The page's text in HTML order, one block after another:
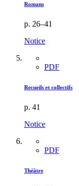
Romans
p. 26–41
Notice
PDF
Recueils et collectifs
p. 41
Notice
PDF
Théâtre